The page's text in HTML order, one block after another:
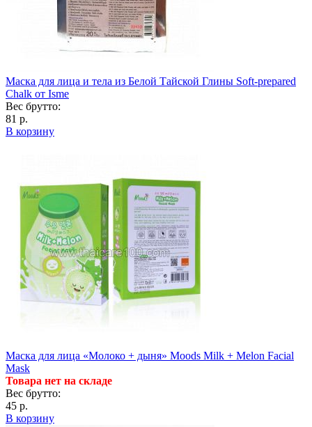
Маска для лица и тела из Белой Тайской Глины Soft-prepared
Chalk от Isme
Вес брутто:
81 р.
В корзину
Маска для лица «Молоко + дыня» Moods Milk + Melon Facial
Mask
Товара нет на складе
Вес брутто:
45 р.
В корзину